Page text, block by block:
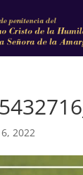
2022